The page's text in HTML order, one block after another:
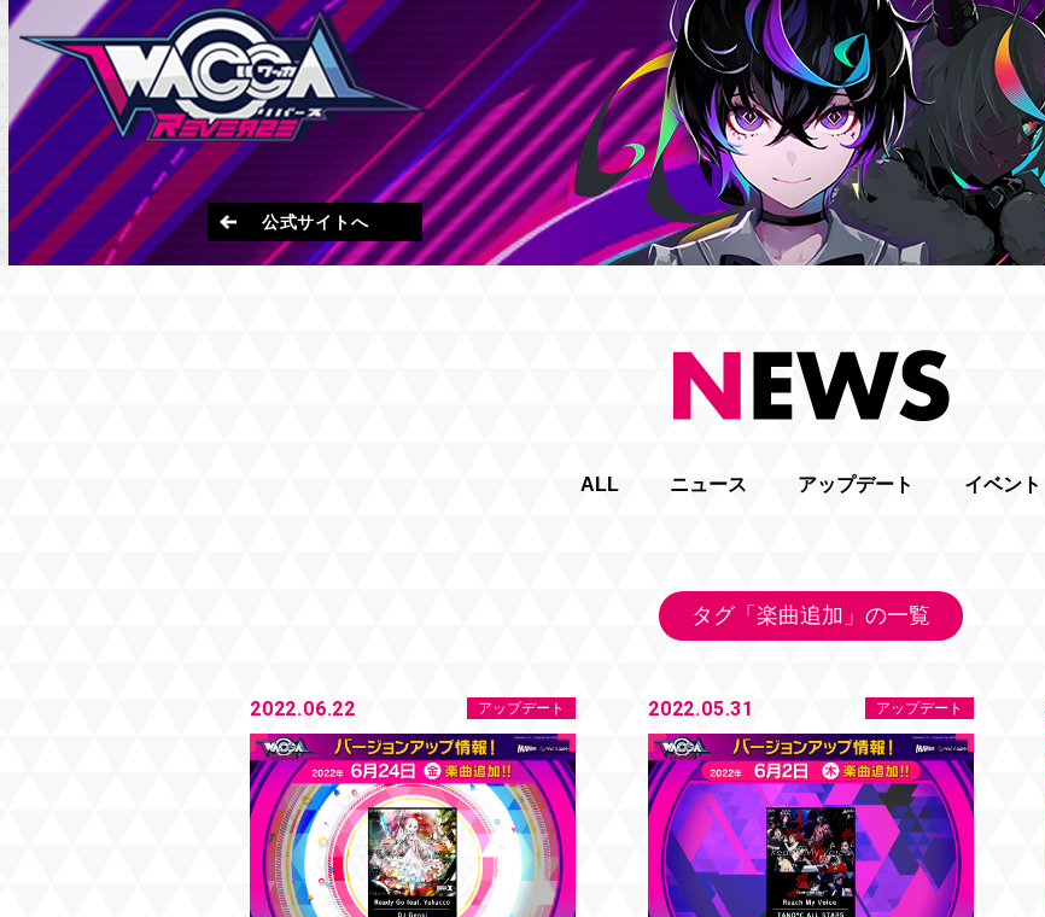
公式サイトへ
ALL ニュース アップデート イベント
タグ「楽曲追加」の一覧
2022.06.22 アップデート 2022.05.31 アップデート